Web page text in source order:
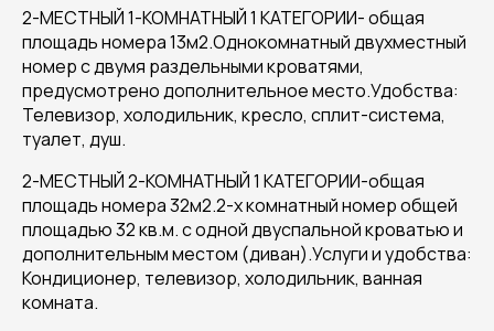
2-МЕСТНЫЙ 1-КОМНАТНЫЙ 1 КАТЕГОРИИ- общая
площадь номера 13м2.Однокомнатный двухместный
номер с двумя раздельными кроватями,
предусмотрено дополнительное место.Удобства:
Телевизор, холодильник, кресло, сплит-система,
туалет, душ.
2-МЕСТНЫЙ 2-КОМНАТНЫЙ 1 КАТЕГОРИИ-общая
площадь номера 32м2.2-х комнатный номер общей
площадью 32 кв.м. с одной двуспальной кроватью и
дополнительным местом (диван).Услуги и удобства:
Кондиционер, телевизор, холодильник, ванная
комната.